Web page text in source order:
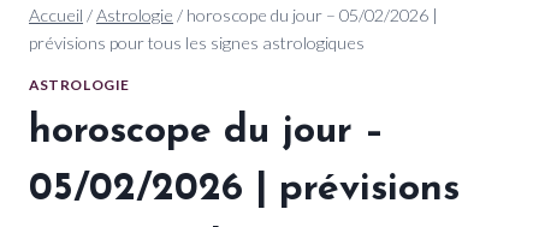
Accueil /Astrologie / horoscope du jour – 05/02/2026 |
prévisions pour tous les signes astrologiques
ASTROLOGIE
horoscope du jour –
05/02/2026 | prévisions